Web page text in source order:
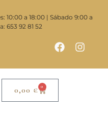
10:00 a 18:00 | Sábado 9:00 a
653 92 81 52
0,00 € 0